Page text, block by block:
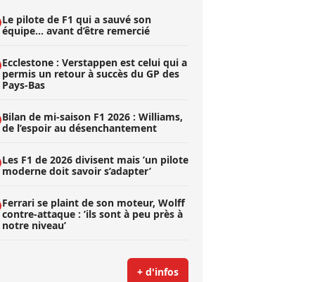
Le pilote de F1 qui a sauvé son
équipe… avant d’être remercié
Ecclestone : Verstappen est celui qui a
permis un retour à succès du GP des
Pays-Bas
Bilan de mi-saison F1 2026 : Williams,
de l’espoir au désenchantement
Les F1 de 2026 divisent mais ’un pilote
moderne doit savoir s’adapter’
Ferrari se plaint de son moteur, Wolff
contre-attaque : ’ils sont à peu près à
notre niveau’
+ d'infos